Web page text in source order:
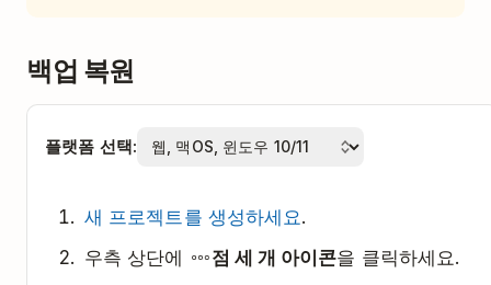
백업 복원
플랫폼 선택:
새 프로젝트를 생성하세요.
우측 상단에
점 세 개 아이콘을 클릭하세요.